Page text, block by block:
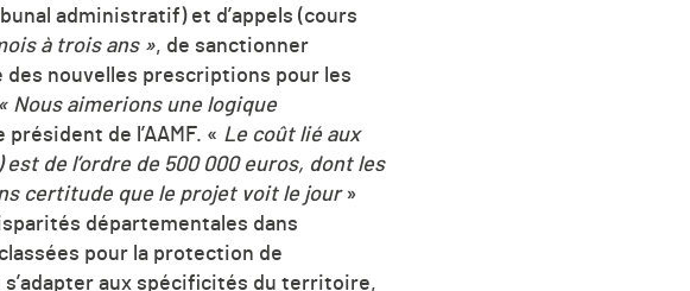
administratif) et d’appels (cours
à trois ans », de sanctionner
nouvelles prescriptions pour les
« Nous aimerions une logique
président de l’AAMF. « Le coût lié aux
de l’ordre de 500 000 euros, dont les
certitude que le projet voit le jour»
départementales dans
pour la protection de
s’adapter aux spécificités du territoire,